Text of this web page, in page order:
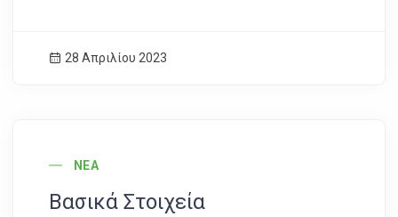
28 Απριλίου 2023
ΝΈΑ
Βασικά Στοιχεία